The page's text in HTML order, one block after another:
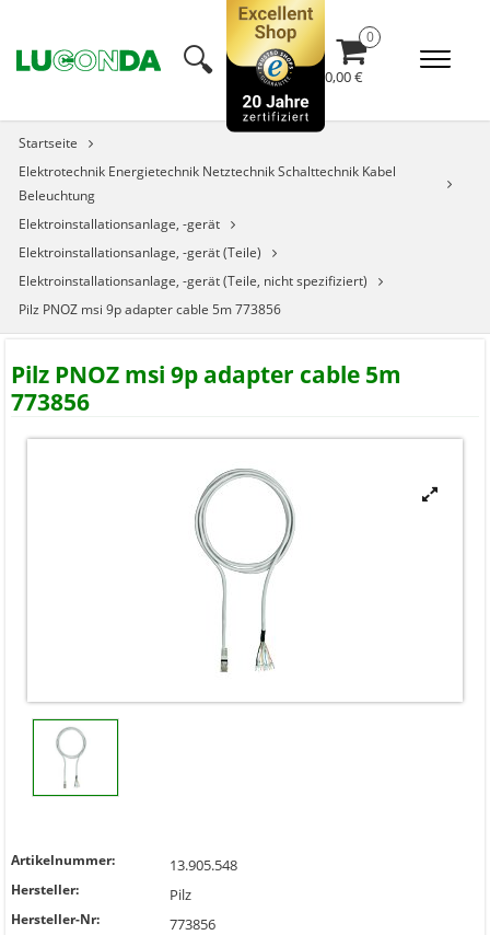
🔍︎ 0,00 €
Startseite
Elektrotechnik Energietechnik Netztechnik Schalttechnik Kabel
Beleuchtung
Elektroinstallationsanlage, -gerät
Elektroinstallationsanlage, -gerät (Teile)
Elektroinstallationsanlage, -gerät (Teile, nicht spezifiziert)
Pilz PNOZ msi 9p adapter cable 5m 773856
Pilz PNOZ msi 9p adapter cable 5m
773856

Artikelnummer: 13.905.548
Hersteller: Pilz
Hersteller-Nr: 773856